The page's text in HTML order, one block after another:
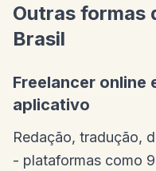
Outras formas
Brasil
Freelancer online
aplicativo
Redação, tradução,
- plataformas como